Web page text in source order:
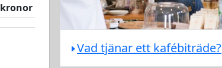
kronor
Vad tjänar ett kafébiträde?